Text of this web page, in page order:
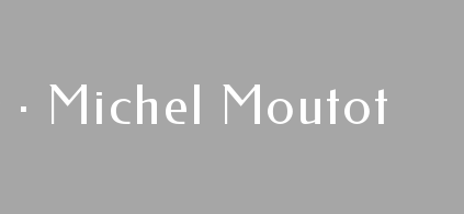
Michel Moutot